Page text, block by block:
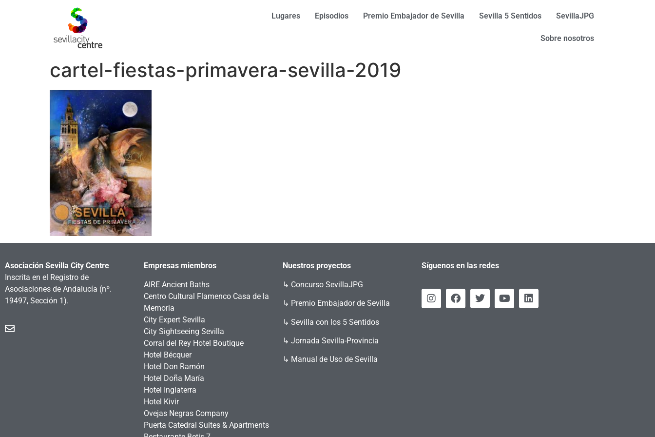
Lugares Episodios Premio Embajador de Sevilla Sevilla 5 Sentidos SevillaJPG
Sobre nosotros
cartel-fiestas-primavera-sevilla-2019
Asociación Sevilla City Centre
Inscrita en el Registro de
Asociaciones de Andalucía (nº.
19497, Sección 1).
Empresas miembros
AIRE Ancient Baths
Centro Cultural Flamenco Casa de la
Memoria
City Expert Sevilla
City Sightseeing Sevilla
Corral del Rey Hotel Boutique
Hotel Bécquer
Hotel Don Ramón
Hotel Doña María
Hotel Inglaterra
Hotel Kivir
Ovejas Negras Company
Puerta Catedral Suites & Apartments
Nuestros proyectos
↳ Concurso SevillaJPG
↳ Premio Embajador de Sevilla
↳ Sevilla con los 5 Sentidos
↳ Jornada Sevilla-Provincia
↳ Manual de Uso de Sevilla
Síguenos en las redes